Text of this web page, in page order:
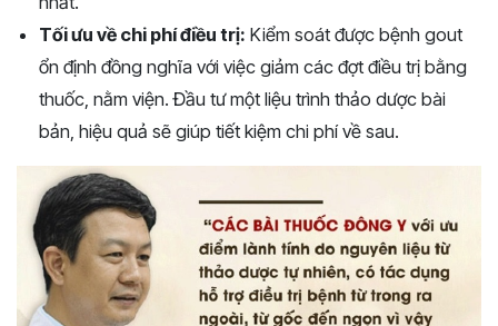
Tối ưu về chi phí điều trị: Kiểm soát được bệnh gout
ổn định đồng nghĩa với việc giảm các đợt điều trị bằng
thuốc, nằm viện. Đầu tư một liệu trình thảo dược bài
bản, hiệu quả sẽ giúp tiết kiệm chi phí về sau.